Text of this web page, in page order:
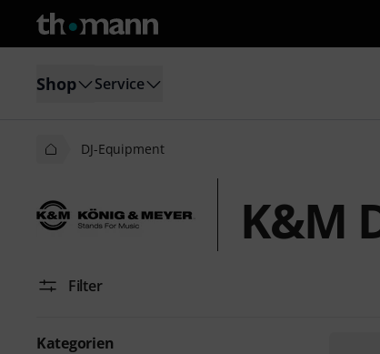
Shop Service
DJ-Equipment
K&M
Filter
Kategorien